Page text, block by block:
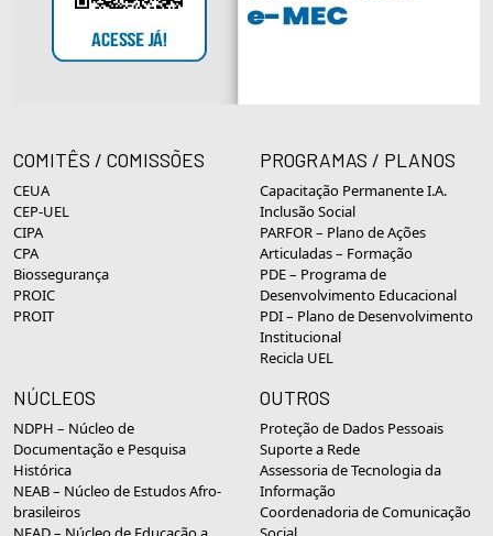
COMITÊS / COMISSÕES
CEUA
CEP-UEL
CIPA
CPA
Biossegurança
PROIC
PROIT
PROGRAMAS / PLANOS
Capacitação Permanente I.A.
Inclusão Social
PARFOR – Plano de Ações
Articuladas – Formação
PDE – Programa de
Desenvolvimento Educacional
PDI – Plano de Desenvolvimento
Institucional
Recicla UEL
NÚCLEOS
NDPH – Núcleo de
Documentação e Pesquisa
Histórica
NEAB – Núcleo de Estudos Afro-
brasileiros
OUTROS
Proteção de Dados Pessoais
Suporte a Rede
Assessoria de Tecnologia da
Informação
Coordenadoria de Comunicação